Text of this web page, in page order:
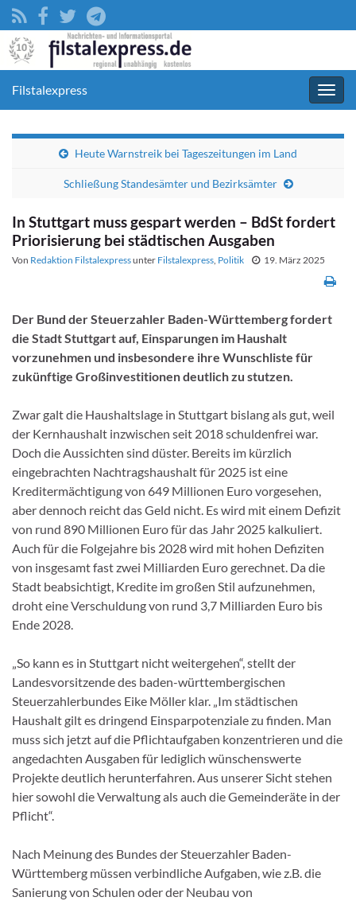
Filstalexpress
Heute Warnstreik bei Tageszeitungen im Land
Schließung Standesämter und Bezirksämter
In Stuttgart muss gespart werden – BdSt fordert
Priorisierung bei städtischen Ausgaben
Von Redaktion Filstalexpressunter Filstalexpress, Politik 19. März 2025
Der Bund der Steuerzahler Baden-Württemberg fordert
die Stadt Stuttgart auf, Einsparungen im Haushalt
vorzunehmen und insbesondere ihre Wunschliste für
zukünftige Großinvestitionen deutlich zu stutzen.
Zwar galt die Haushaltslage in Stuttgart bislang als gut, weil
der Kernhaushalt inzwischen seit 2018 schuldenfrei war.
Doch die Aussichten sind düster. Bereits im kürzlich
eingebrachten Nachtragshaushalt für 2025 ist eine
Kreditermächtigung von 649 Millionen Euro vorgesehen,
aber dennoch reicht das Geld nicht. Es wird mit einem Defizit
von rund 890 Millionen Euro für das Jahr 2025 kalkuliert.
Auch für die Folgejahre bis 2028 wird mit hohen Defiziten
von insgesamt fast zwei Milliarden Euro gerechnet. Da die
Stadt beabsichtigt, Kredite im großen Stil aufzunehmen,
droht eine Verschuldung von rund 3,7 Milliarden Euro bis
Ende 2028.
„So kann es in Stuttgart nicht weitergehen“, stellt der
Landesvorsitzende des baden-württembergischen
Steuerzahlerbundes Eike Möller klar. „Im städtischen
Haushalt gilt es dringend Einsparpotenziale zu finden. Man
muss sich jetzt auf die Pflichtaufgaben konzentrieren und die
angedachten Ausgaben für lediglich wünschenswerte
Projekte deutlich herunterfahren. Aus unserer Sicht stehen
hier sowohl die Verwaltung als auch die Gemeinderäte in der
Pflicht“.
Nach Meinung des Bundes der Steuerzahler Baden-
Württemberg müssen verbindliche Aufgaben, wie z.B. die
Sanierung von Schulen oder der Neubau von